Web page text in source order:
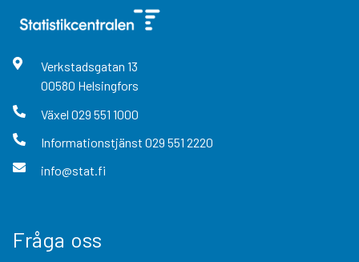
Verkstadsgatan 13
00580 Helsingfors
Växel 029 551 1000
Informationstjänst 029 551 2220
info@stat.fi
Fråga oss